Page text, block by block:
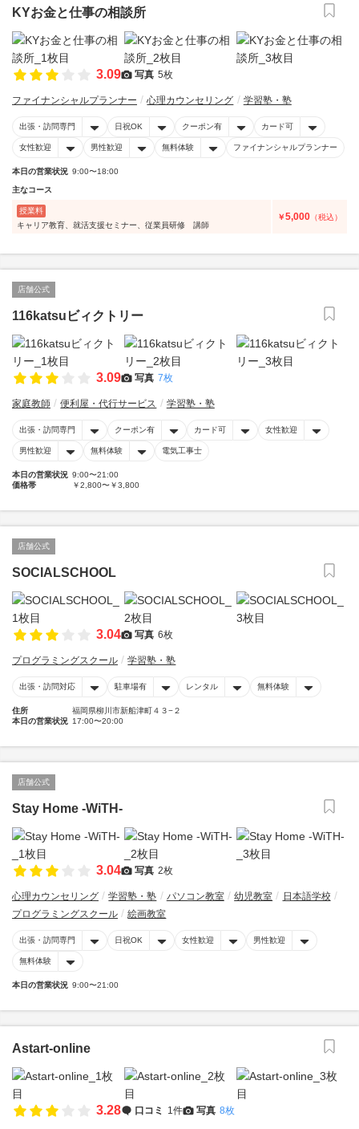
KYお金と仕事の相談所
3.09 写真 5枚
ファイナンシャルプランナー 心理カウンセリング 学習塾・塾
出張・訪問専門 日祝OK クーポン有 カード可
女性歓迎 男性歓迎 無料体験 ファイナンシャルプランナー
本日の営業状況 9:00〜18:00
主なコース
授業料
キャリア教育、就活支援セミナー、従業員研修 講師
￥5,000 （税込）
店舗公式
116katsuビィクトリー
3.09 写真 7枚
家庭教師 便利屋・代行サービス 学習塾・塾
出張・訪問専門 クーポン有 カード可 女性歓迎
男性歓迎 無料体験 電気工事士
本日の営業状況 9:00〜21:00
価格帯
￥2,800〜￥3,800
店舗公式
SOCIALSCHOOL
3.04 写真 6枚
プログラミングスクール 学習塾・塾
出張・訪問対応 駐車場有 レンタル 無料体験
住所
福岡県柳川市新船津町４３−２
本日の営業状況 17:00〜20:00
店舗公式
Stay Home -WiTH-
3.04 写真 2枚
心理カウンセリング 学習塾・塾 パソコン教室 幼児教室
日本語学校
プログラミングスクール
絵画教室
出張・訪問専門 日祝OK 女性歓迎 男性歓迎
無料体験
本日の営業状況 9:00〜21:00
Astart-online
3.28 口コミ 1件 写真 8枚